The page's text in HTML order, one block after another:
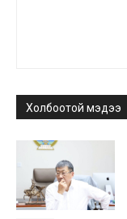
Холбоотой мэдээ